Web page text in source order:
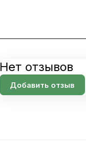
Нет отзывов
Добавить отзыв